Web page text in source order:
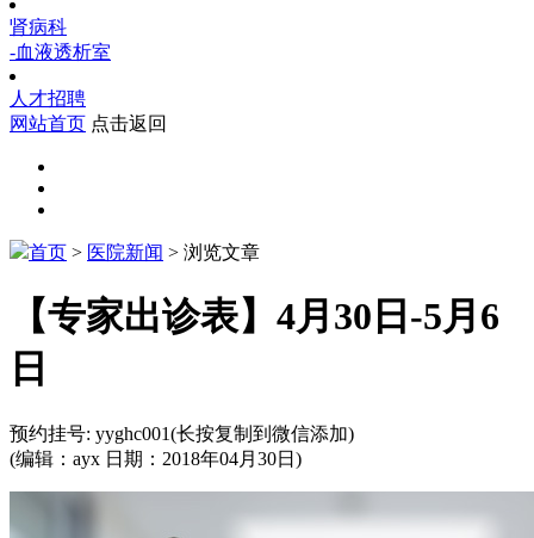
肾病科
-血液透析室
人才招聘
网站首页 点击返回
首页 > 医院新闻 > 浏览文章
【专家出诊表】4月30日-5月6
日
预约挂号: yyghc001(长按复制到微信添加)
(编辑：ayx 日期：2018年04月30日)